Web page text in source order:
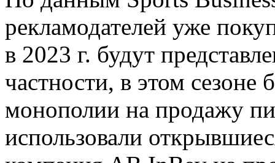
рекламодателей уже
в 2023 г. будут
частности, в этом сезоне
монополии на продажу
использовали